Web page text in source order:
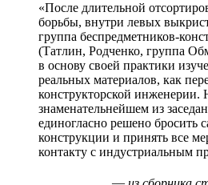
«После длительной
борьбы, внутри левых
группа беспредметников-
(Татлин, Родченко, группа
в основу своей практики
реальных материалов, как
конструкторской инженерии.
знаменательнейшем из
единогласно решено бросить
конструкции и принять все
контакту с индустриальным